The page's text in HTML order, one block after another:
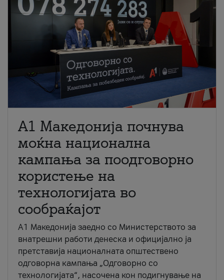
A1 Македонија почнува
моќна национална
кампања за поодговорно
користење на
технологијата во
сообраќајот
A1 Македонија заедно со Министерството за
внатрешни работи денеска и официјално ја
претставија националната општествено
одговорна кампања „Одговорно со
технологијата“, насочена кон подигнување на